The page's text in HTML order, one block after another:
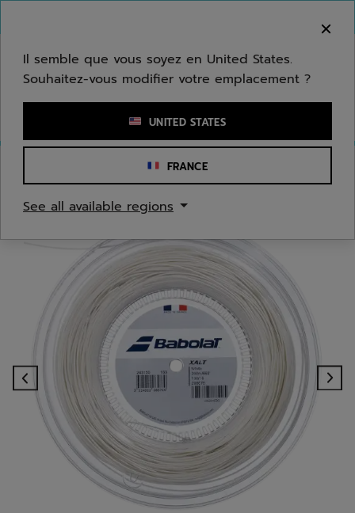
Saisir un mot clé ou un numéro d'article
Previous
Il semble que vous soyez en United States.
Souhaitez-vous modifier votre emplacement ?
UNITED STATES
FRANCE
See all available regions